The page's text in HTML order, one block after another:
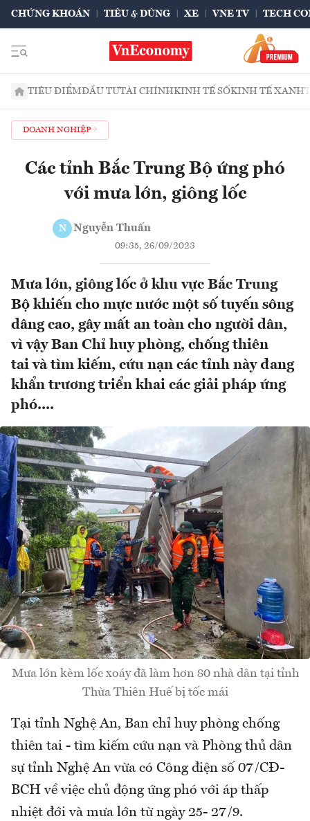
CHỨNG KHOÁN TIÊU & DÙNG XE VNE TV TECH
TIÊU ĐIỂMĐẦU TƯTÀI CHÍNHKINH TẾ SỐKINH TẾ XANH
DOANH NGHIỆP
Các tỉnh Bắc Trung Bộ ứng phó
với mưa lớn, giông lốc
N Nguyễn Thuấn
09:35, 26/09/2023
Mưa lớn, giông lốc ở khu vực Bắc Trung
Bộ khiến cho mực nước một số tuyến sông
dâng cao, gây mất an toàn cho người dân,
vì vậy Ban Chỉ huy phòng, chống thiên
tai và tìm kiếm, cứu nạn các tỉnh này đang
khẩn trương triển khai các giải pháp ứng
phó....
Mưa lớn kèm lốc xoáy đã làm hơn 80 nhà dân tại tỉnh
Thừa Thiên Huế bị tốc mái
Tại tỉnh Nghệ An, Ban chỉ huy phòng chống
thiên tai - tìm kiếm cứu nạn và Phòng thủ dân
sự tỉnh Nghệ An vừa có Công điện số 07/CĐ-
BCH về việc chủ động ứng phó với áp thấp
nhiệt đới và mưa lớn từ ngày 25- 27/9.